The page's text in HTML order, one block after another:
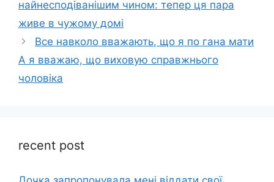
найнесподіванішим чином: тепер ця пара
живе в чужому домі
Все навколо вважають, що я по гана мати
А я вважаю, що виховую справжнього
чоловіка
recent post